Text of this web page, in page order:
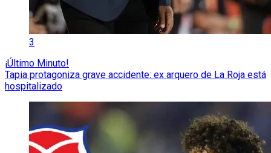
3
¡Último Minuto!
Tapia protagoniza grave accidente: ex arquero de La Roja está
hospitalizado